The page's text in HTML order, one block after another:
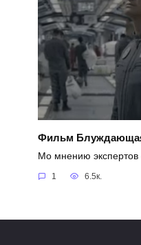
Фильм
Мо мнению
1 6.5к.